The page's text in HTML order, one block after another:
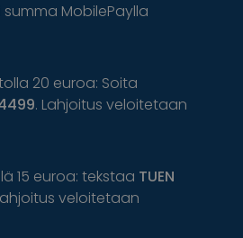
MobilePaylla
20 euroa: Soita
. Lahjoitus veloitetaan
15 euroa: tekstaa TUEN
veloitetaan